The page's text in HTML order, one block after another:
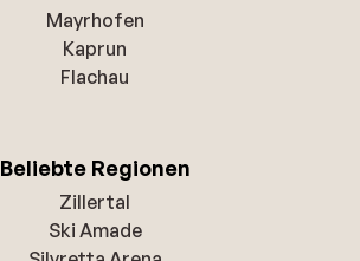
Mayrhofen
Kaprun
Flachau
Beliebte Regionen
Zillertal
Ski Amade